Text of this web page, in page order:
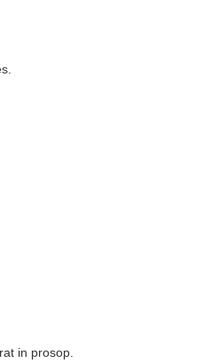
in prosop.